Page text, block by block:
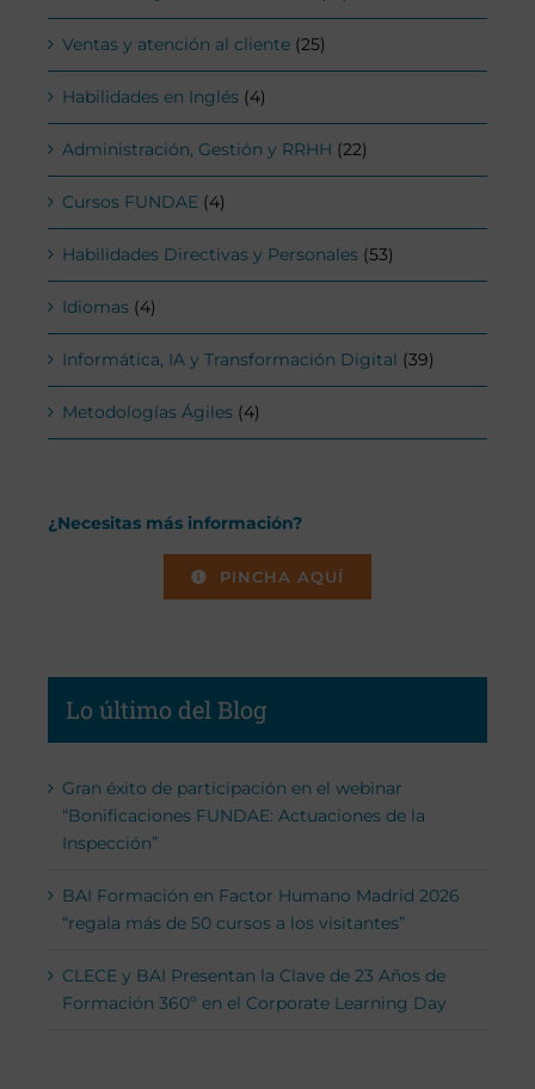
Ventas y atención al cliente (25)
Habilidades en Inglés (4)
Administración, Gestión y RRHH (22)
Cursos FUNDAE (4)
Habilidades Directivas y Personales (53)
Idiomas (4)
Informática, IA y Transformación Digital (39)
Metodologías Ágiles (4)
¿Necesitas más información?
PINCHA AQUÍ
Lo último del Blog
Gran éxito de participación en el webinar
“Bonificaciones FUNDAE: Actuaciones de la
Inspección”
BAI Formación en Factor Humano Madrid 2026
“regala más de 50 cursos a los visitantes”
CLECE y BAI Presentan la Clave de 23 Años de
Formación 360º en el Corporate Learning Day